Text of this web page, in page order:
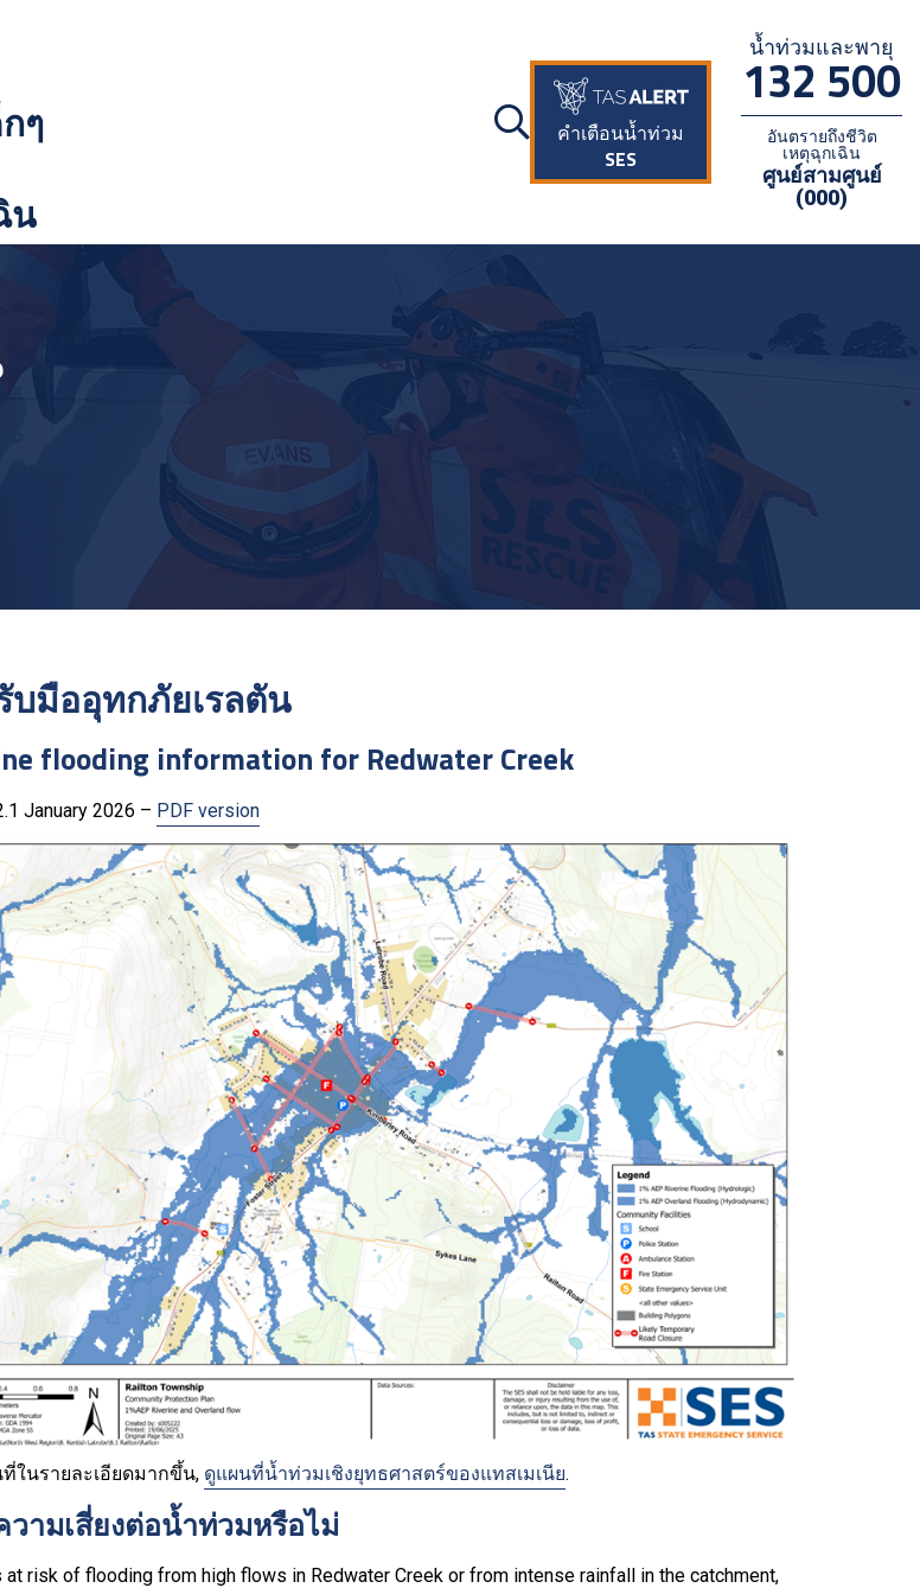
ๆ
น
คำเตือนน้ำท่วม
SES
น้ำท่วมและพายุ
132 500
อันตรายถึงชีวิต
เหตุฉุกเฉิน
ศูนย์สามศูนย์
(000)
บมืออุทกภัยเรลตัน
flooding information for Redwater Creek
January 2026 – PDF version
ในรายละเอียดมากขึ้น, ดูแผนที่น้ำท่วมเชิงยุทธศาสตร์ของแทสเมเนีย.
ามเสี่ยงต่อน้ำท่วมหรือไม่
at risk of flooding from high flows in Redwater Creek or from intense rainfall in the catchment,